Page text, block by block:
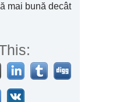
mai bună decât